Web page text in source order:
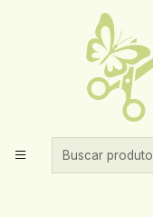
Aproveite 10% de
Início